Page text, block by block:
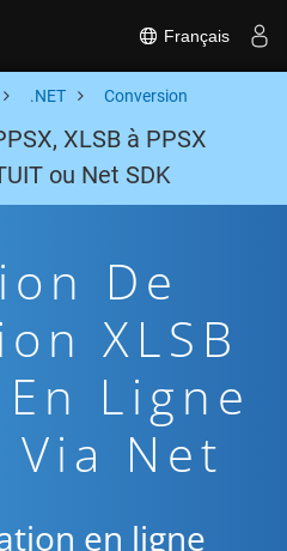
Français
.NET Conversion
XLSB à PPSX
ou Net SDK
De
XLSB
En Ligne
Net
en ligne